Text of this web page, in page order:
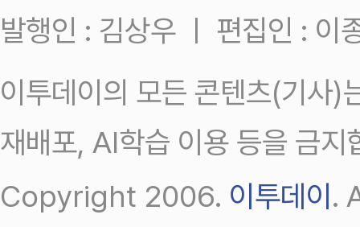
발행인 : 김상우 ㅣ 편집인 : 이
이투데이의 모든 콘텐츠(기사)
재배포, AI학습 이용 등을 금지
Copyright 2006. 이투데이 .